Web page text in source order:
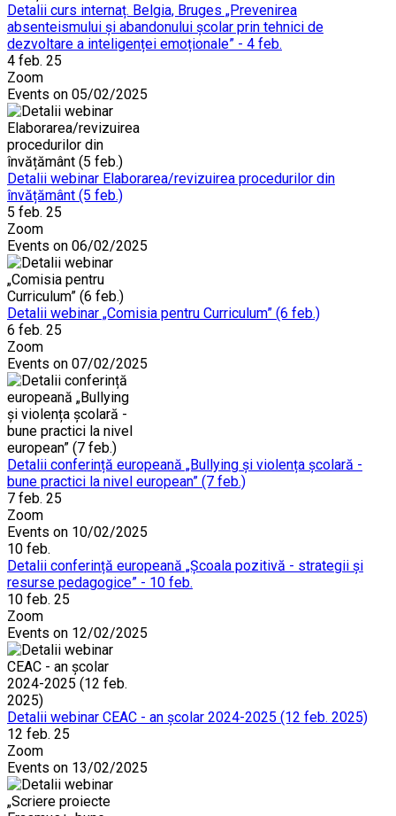
Detalii curs internaț. Belgia, Bruges „Prevenirea
absenteismului și abandonului școlar prin tehnici de
dezvoltare a inteligenței emoționale” - 4 feb.
4 feb. 25
Zoom
Events on 05/02/2025
Detalii webinar Elaborarea/revizuirea procedurilor din
învățământ (5 feb.)
5 feb. 25
Zoom
Events on 06/02/2025
Detalii webinar „Comisia pentru Curriculum” (6 feb.)
6 feb. 25
Zoom
Events on 07/02/2025
Detalii conferință europeană „Bullying și violența școlară -
bune practici la nivel european” (7 feb.)
7 feb. 25
Zoom
Events on 10/02/2025
10 feb.
Detalii conferință europeană „Școala pozitivă - strategii și
resurse pedagogice” - 10 feb.
10 feb. 25
Zoom
Events on 12/02/2025
Detalii webinar CEAC - an școlar 2024-2025 (12 feb. 2025)
12 feb. 25
Zoom
Events on 13/02/2025